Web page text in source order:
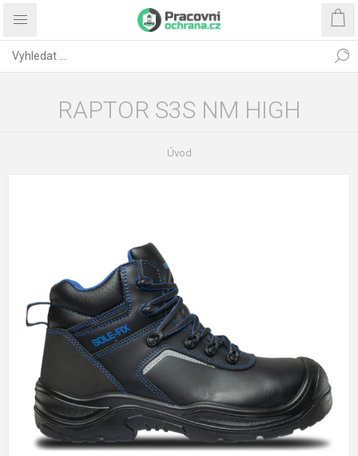
RAPTOR S3S NM HIGH
Úvod